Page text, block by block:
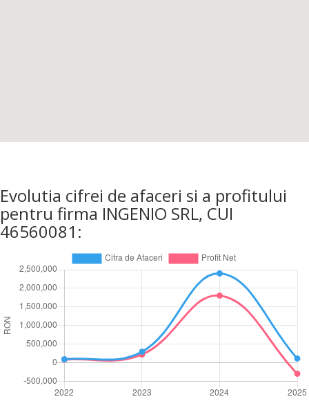
Evolutia cifrei de afaceri si a profitului
pentru firma INGENIO SRL, CUI
46560081: